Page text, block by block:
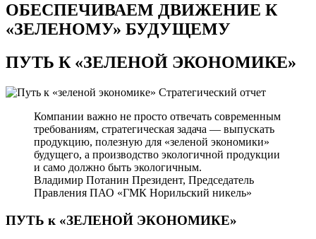
ОБЕСПЕЧИВАЕМ ДВИЖЕНИЕ К
«ЗЕЛЕНОМУ» БУДУЩЕМУ
ПУТЬ К«ЗЕЛЕНОЙ ЭКОНОМИКЕ»
Стратегический отчет
Компании важно не просто отвечать современным
требованиям, стратегическая задача — выпускать
продукцию, полезную для «зеленой экономики»
будущего, а производство экологичной продукции
и само должно быть экологичным.
Владимир Потанин Президент, Председатель
Правления ПАО «ГМК Норильский никель»
ПУТЬ к «ЗЕЛЕНОЙ ЭКОНОМИКЕ»